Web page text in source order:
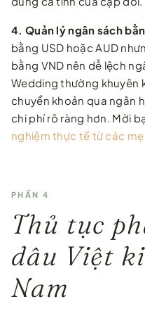
4. Quản lý ngân sách
bằng USD hoặc AUD
bằng VND nên dễ lệch
Wedding thường khuyên
chuyển khoản qua ngân
chi phí rõ ràng hơn. Mời
nghiệm thực tế từ các mẹ
PHẦN 4
Thủ tục
dâu Việt
Nam